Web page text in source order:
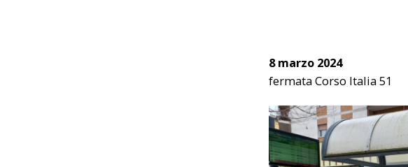
8 marzo 2024
fermata Corso Italia 51